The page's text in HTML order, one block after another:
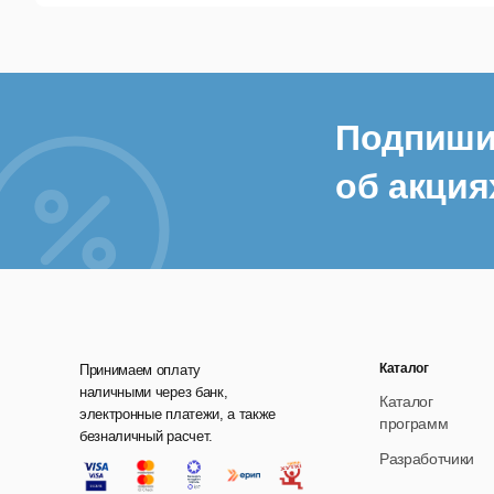
к
На
об
Принимаем оплату
наличными через банк,
электронные платежи, а также
безналичный расчет.
Каталог
Каталог
программ
Разработчики